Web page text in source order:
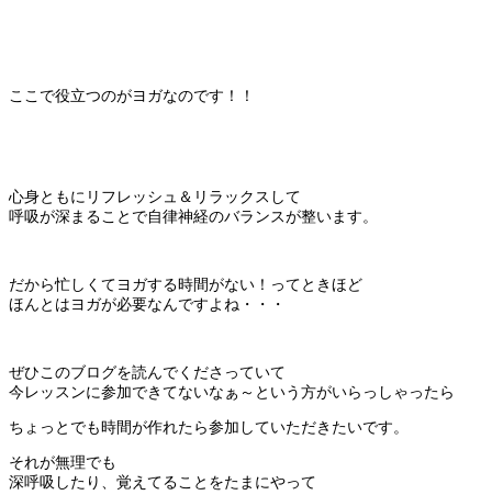
ここで役立つのがヨガなのです！！
心身ともにリフレッシュ＆リラックスして
呼吸が深まることで自律神経のバランスが整います。
だから忙しくてヨガする時間がない！ってときほど
ほんとはヨガが必要なんですよね・・・
ぜひこのブログを読んでくださっていて
今レッスンに参加できてないなぁ～という方がいらっしゃったら
ちょっとでも時間が作れたら参加していただきたいです。
それが無理でも
深呼吸したり、覚えてることをたまにやって